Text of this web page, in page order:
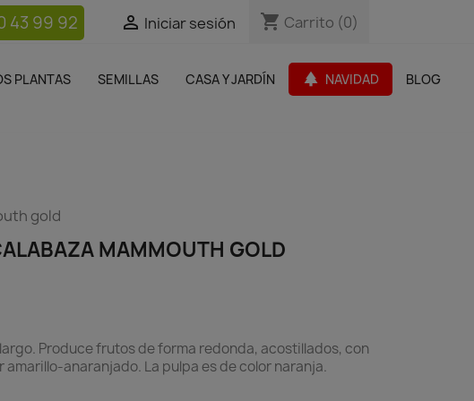
 Iniciar sesión shopping_cart Carrito (0)
43 99 92  Iniciar sesión shopping_cart Carrito (0)
PLANTAS SEMILLAS CASA Y JARDÍN park NAVIDAD BLOG
Muebles Jardín
gold
MAMMOUTH GOLD
Produce frutos de forma redonda, acostillados, con
amarillo-anaranjado. La pulpa es de color naranja.